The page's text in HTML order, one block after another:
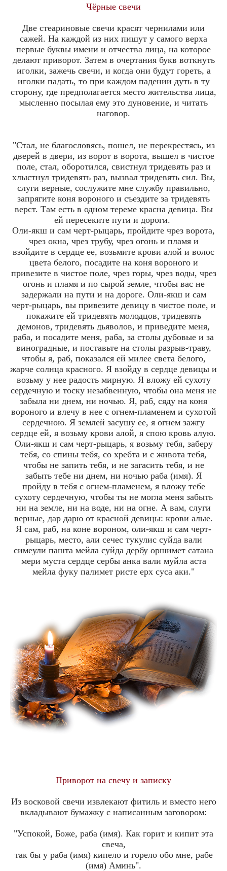
Чёрные свечи
Две стеариновые свечи красят чернилами или
сажей. На каждой из них пишут у самого верха
первые буквы имени и отчества лица, на которое
делают приворот. Затем в очертания букв воткнуть
иголки, зажечь свечи, и когда они будут гореть, а
иголки падать, то при каждом падении дуть в ту
сторону, где предполагается место жительства лица,
мысленно посылая ему это дуновение, и читать
наговор.
"Стал, не благословясь, пошел, не перекрестясь, из
дверей в двери, из ворот в ворота, вышел в чистое
поле, стал, оборотился, свистнул тридевять раз и
хлыстнул тридевять раз, вызвал тридевять сил. Вы,
слуги верные, сослужите мне службу правильно,
запрягите коня вороного и съездите за тридевять
верст. Там есть в одном тереме красна девица. Вы
ей пересеките пути и дороги.
Оли-якш и сам черт-рыцарь, пройдите чрез ворота,
чрез окна, чрез трубу, чрез огонь и пламя и
взойдите в сердце ее, возьмите крови алой и волос
цвета белого, посадите на коня вороного и
привезите в чистое поле, чрез горы, чрез воды, чрез
огонь и пламя и по сырой земле, чтобы вас не
задержали на пути и на дороге. Оли-якш и сам
черт-рыцарь, вы привезите девицу в чистое поле, и
покажите ей тридевять молодцов, тридевять
демонов, тридевять дьяволов, и приведите меня,
раба, и посадите меня, раба, за столы дубовые и за
виноградные, и поставьте на столы разрыв-траву,
чтобы я, раб, показался ей милее света белого,
жарче солнца красного. Я взойду в сердце девицы и
возьму у нее радость мирную. Я вложу ей сухоту
сердечную и тоску незабвенную, чтобы она меня не
забыла ни днем, ни ночью. Я, раб, сяду на коня
вороного и влечу в нее с огнем-пламенем и сухотой
сердечною. Я землей засушу ее, я огнем зажгу
сердце ей, я возьму крови алой, я спою кровь алую.
Оли-якш и сам черт-рыцарь, я возьму тебя, заберу
тебя, со спины тебя, со хребта и с живота тебя,
чтобы не запить тебя, и не загасить тебя, и не
забыть тебе ни днем, ни ночью раба (имя). Я
пройду в тебя с огнем-пламенем, я вложу тебе
сухоту сердечную, чтобы ты не могла меня забыть
ни на земле, ни на воде, ни на огне. А вам, слуги
верные, дар дарю от красной девицы: крови алые.
Я сам, раб, на коне вороном, оли-якш и сам черт-
рыцарь, место, али сечес тукулис суйда вали
симеули пашта мейла суйда дербу оршимет сатана
мери муста сердце сербы анка вали муйла аста
мейла фуку палимет ристе ерх суса аки."
Приворот на свечу и записку
Из восковой свечи извлекают фитиль и вместо него
вкладывают бумажку с написанным заговором:
"Успокой, Боже, раба (имя). Как горит и кипит эта
свеча,
так бы у раба (имя) кипело и горело обо мне, рабе
(имя) Аминь".